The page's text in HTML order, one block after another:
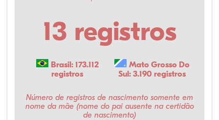
13 registros
Brasil: 173.112
registros
Mato Grosso Do
Sul: 3.190 registros
Número de registros de nascimento somente em
nome da mãe (nome do pai ausente na certidão
de nascimento)